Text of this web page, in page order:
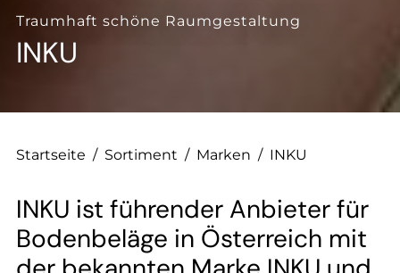
--
Traumhaft schöne Raumgestaltung
INKU
Startseite / Sortiment / Marken / INKU
INKU ist führender Anbieter für
Bodenbeläge in Österreich mit